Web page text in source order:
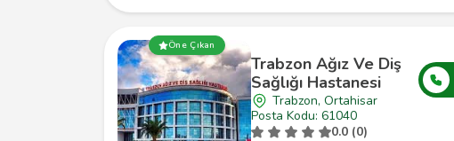
Öne Çıkan
Trabzon Ağız Ve Diş
Sağlığı Hastanesi
Trabzon, Ortahisar
Posta Kodu: 61040
0.0 (0)